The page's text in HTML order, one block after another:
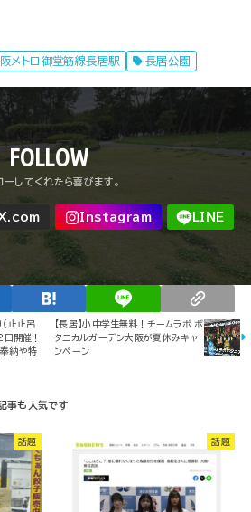
メトロ御堂筋線長居駅 長居公園
FOLLOW
（止止呂
開催！
納や特
【長居】小中学生無料！チームラボ ボ
タニカルガーデン大阪が夏休みキャ
ンペーン
話題 話題